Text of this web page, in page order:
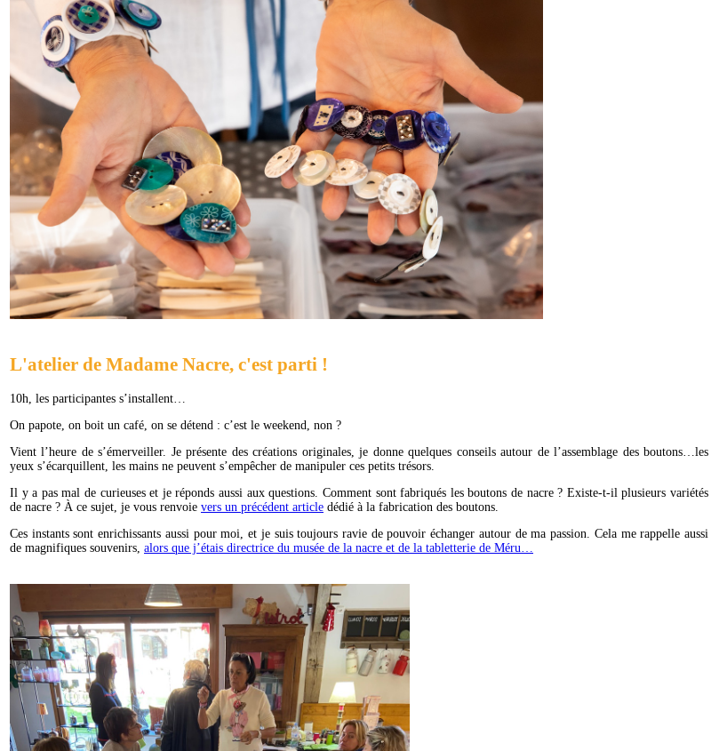
L'atelier de Madame Nacre, c'est parti !
10h, les participantes s’installent…
On papote, on boit un café, on se détend : c’est le weekend, non ?
Vient l’heure de s’émerveiller. Je présente des créations originales, je donne quelques conseils autour de l’assemblage des boutons…les
yeux s’écarquillent, les mains ne peuvent s’empêcher de manipuler ces petits trésors.
Il y a pas mal de curieuses et je réponds aussi aux questions. Comment sont fabriqués les boutons de nacre ? Existe-t-il plusieurs variétés
de nacre ? À ce sujet, je vous renvoie vers un précédent article dédié à la fabrication des boutons.
Ces instants sont enrichissants aussi pour moi, et je suis toujours ravie de pouvoir échanger autour de ma passion. Cela me rappelle aussi
de magnifiques souvenirs, alors que j’étais directrice du musée de la nacre et de la tabletterie de Méru…